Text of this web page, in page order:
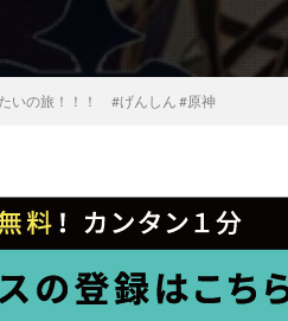
いの旅！！！ #げんしん #原神